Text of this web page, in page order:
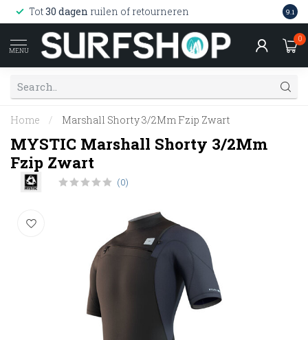
Tot30 dagen ruilen of retourneren 9.1
MENU
0
Home / Marshall Shorty 3/2Mm Fzip Zwart
MYSTIC Marshall Shorty 3/2Mm
Fzip Zwart
(0)